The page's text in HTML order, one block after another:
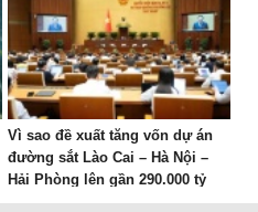
Vì sao đề xuất tăng vốn dự án
đường sắt Lào Cai – Hà Nội –
Hải Phòng lên gần 290.000 tỷ
đồng?